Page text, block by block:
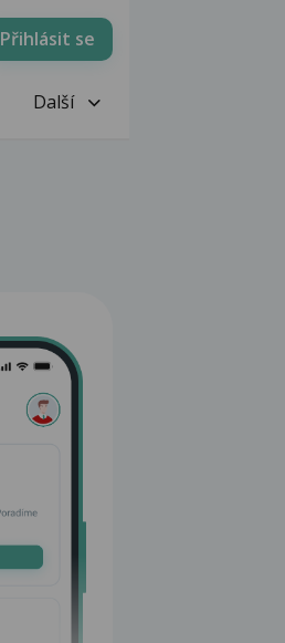
Přihlásit se
Další